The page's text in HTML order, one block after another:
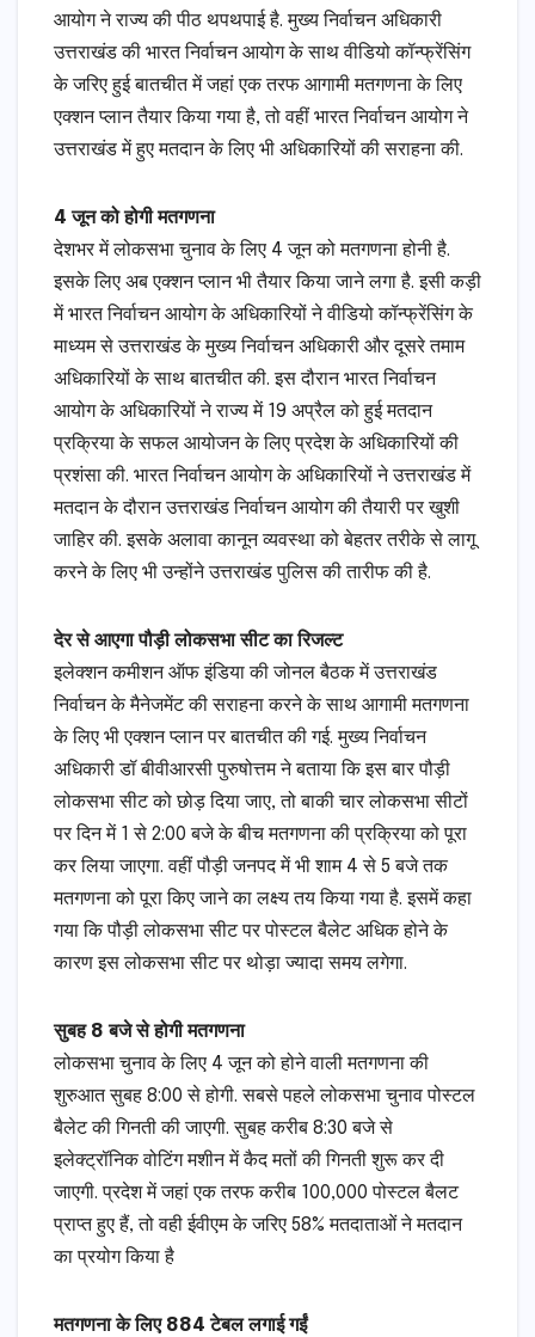
आयोग ने राज्य की पीठ थपथपाई है. मुख्य निर्वाचन अधिकारी
उत्तराखंड की भारत निर्वाचन आयोग के साथ वीडियो कॉन्फ्रेंसिंग
के जरिए हुई बातचीत में जहां एक तरफ आगामी मतगणना के लिए
एक्शन प्लान तैयार किया गया है, तो वहीं भारत निर्वाचन आयोग ने
उत्तराखंड में हुए मतदान के लिए भी अधिकारियों की सराहना की.
4 जून को होगी मतगणना
देशभर में लोकसभा चुनाव के लिए 4 जून को मतगणना होनी है.
इसके लिए अब एक्शन प्लान भी तैयार किया जाने लगा है. इसी कड़ी
में भारत निर्वाचन आयोग के अधिकारियों ने वीडियो कॉन्फ्रेंसिंग के
माध्यम से उत्तराखंड के मुख्य निर्वाचन अधिकारी और दूसरे तमाम
अधिकारियों के साथ बातचीत की. इस दौरान भारत निर्वाचन
आयोग के अधिकारियों ने राज्य में 19 अप्रैल को हुई मतदान
प्रक्रिया के सफल आयोजन के लिए प्रदेश के अधिकारियों की
प्रशंसा की. भारत निर्वाचन आयोग के अधिकारियों ने उत्तराखंड में
मतदान के दौरान उत्तराखंड निर्वाचन आयोग की तैयारी पर खुशी
जाहिर की. इसके अलावा कानून व्यवस्था को बेहतर तरीके से लागू
करने के लिए भी उन्होंने उत्तराखंड पुलिस की तारीफ की है.
देर से आएगा पौड़ी लोकसभा सीट का रिजल्ट
इलेक्शन कमीशन ऑफ इंडिया की जोनल बैठक में उत्तराखंड
निर्वाचन के मैनेजमेंट की सराहना करने के साथ आगामी मतगणना
के लिए भी एक्शन प्लान पर बातचीत की गई. मुख्य निर्वाचन
अधिकारी डॉ बीवीआरसी पुरुषोत्तम ने बताया कि इस बार पौड़ी
लोकसभा सीट को छोड़ दिया जाए, तो बाकी चार लोकसभा सीटों
पर दिन में 1 से 2:00 बजे के बीच मतगणना की प्रक्रिया को पूरा
कर लिया जाएगा. वहीं पौड़ी जनपद में भी शाम 4 से 5 बजे तक
मतगणना को पूरा किए जाने का लक्ष्य तय किया गया है. इसमें कहा
गया कि पौड़ी लोकसभा सीट पर पोस्टल बैलेट अधिक होने के
कारण इस लोकसभा सीट पर थोड़ा ज्यादा समय लगेगा.
सुबह 8 बजे से होगी मतगणना
लोकसभा चुनाव के लिए 4 जून को होने वाली मतगणना की
शुरुआत सुबह 8:00 से होगी. सबसे पहले लोकसभा चुनाव पोस्टल
बैलेट की गिनती की जाएगी. सुबह करीब 8:30 बजे से
इलेक्ट्रॉनिक वोटिंग मशीन में कैद मतों की गिनती शुरू कर दी
जाएगी. प्रदेश में जहां एक तरफ करीब 100,000 पोस्टल बैलट
प्राप्त हुए हैं, तो वही ईवीएम के जरिए 58% मतदाताओं ने मतदान
का प्रयोग किया है
मतगणना के लिए 884 टेबल लगाई गईं